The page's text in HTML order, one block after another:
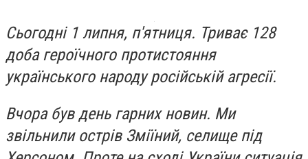
Сьогодні 1 липня, п'ятниця. Триває 128
доба героїчного протистояння
українського народу російській агресії.
Вчора був день гарних новин. Ми
звільнили острів Зміїний, селище під